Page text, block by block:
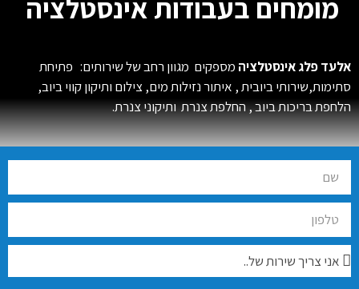
מומחים בעבודות אינסטלציה
אלעד פלג אינסטלציה מספקים מגוון רחב של שירותים: פתיחת
סתימות,שירותי ביובית , איתור נזילות מים, צילום ותיקון קווי ביוב,
הלחפת בריכות ביוב , החלפת צנרת ותיקוני צנרת.